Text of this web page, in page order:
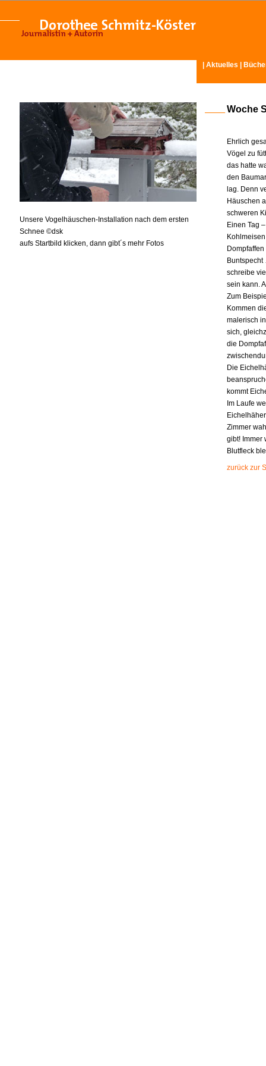
Aktuelles
Unsere Vogelhäuschen-Installation nach dem ersten
Schnee ©dsk
aufs Startbild klicken, dann gibt´s mehr Fotos
Woche
Ehrlich
Vögel zu
das hatte
den
lag. Denn
Häuschen
schweren
Einen Tag
schreibe
sein kann.
Zum
Kommen
malerisch
sich,
die
Die
kommt
Im Laufe
Zimmer
gibt! Immer
Blutfleck
zurück zur